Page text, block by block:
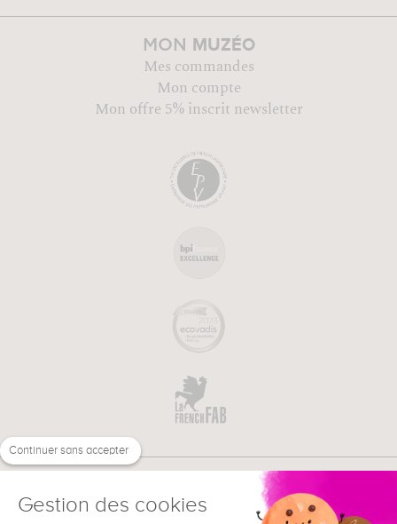
MON MUZÉO
Mes commandes
Mon compte
Mon offre 5% inscrit newsletter
Continuer sans accepter
Gestion des cookies